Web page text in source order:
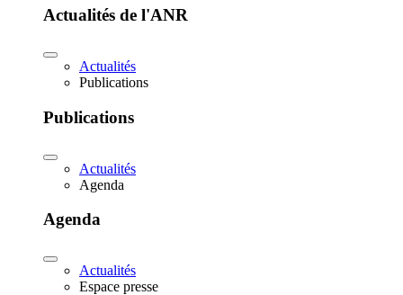
Actualités de l'ANR
Actualités
Publications
Publications
Actualités
Agenda
Agenda
Actualités
Espace presse